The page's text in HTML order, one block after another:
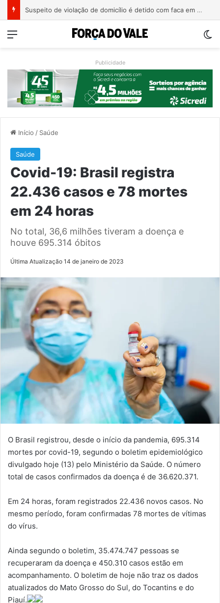
Suspeito de violação de domicílio é detido com faca em prédio de Estrela
Menu
Publicidade
Início / Saúde
Saúde
Covid-19: Brasil registra
22.436 casos e 78 mortes
em 24 horas
No total, 36,6 milhões tiveram a doença e
houve 695.314 óbitos
Última Atualização 14 de janeiro de 2023
O Brasil registrou, desde o início da pandemia, 695.314
mortes por covid-19, segundo o boletim epidemiológico
divulgado hoje (13) pelo Ministério da Saúde. O número
total de casos confirmados da doença é de 36.620.371.
Em 24 horas, foram registrados 22.436 novos casos. No
mesmo período, foram confirmadas 78 mortes de vítimas
do vírus.
Ainda segundo o boletim, 35.474.747 pessoas se
recuperaram da doença e 450.310 casos estão em
acompanhamento. O boletim de hoje não traz os dados
atualizados do Mato Grosso do Sul, do Tocantins e do
Piauí.